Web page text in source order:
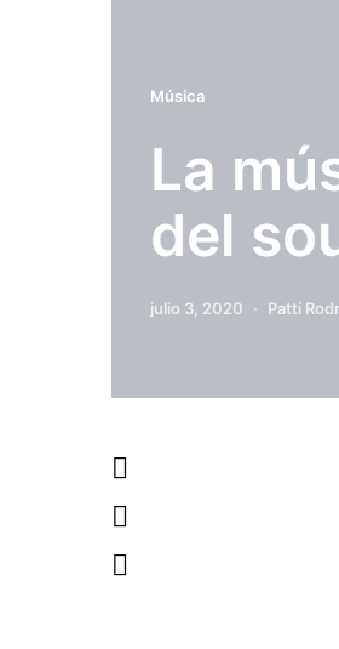
Música
La
del
julio 3, 2020 Patti